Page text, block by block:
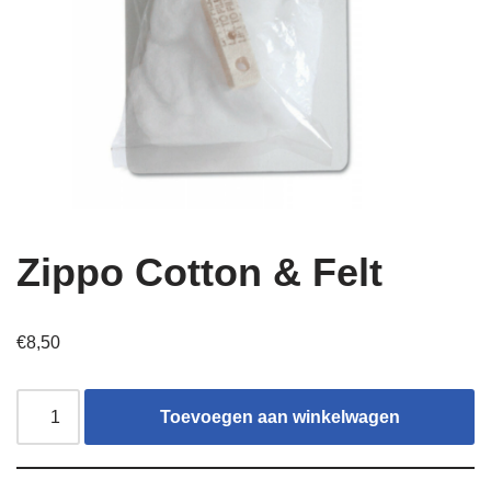
Zippo Cotton & Felt
€8,50
Toevoegen aan winkelwagen